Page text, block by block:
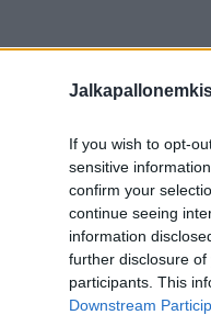
If you wish to opt-
sensitive
confirm your
continue seeing
information
further disclosure of
participants. This
Downstream
City
Palace